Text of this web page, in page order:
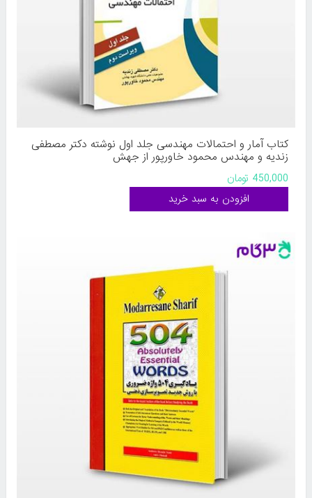
کتاب آمار و احتمالات مهندسی جلد اول نوشته دکتر مصطفی
زندیه و مهندس محمود خاورپور از جهش
450,000 تومان